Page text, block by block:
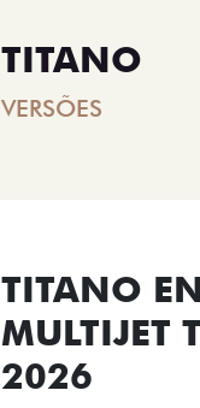
TITANO
VERSÕES
TITANO
MULTIJET
2026